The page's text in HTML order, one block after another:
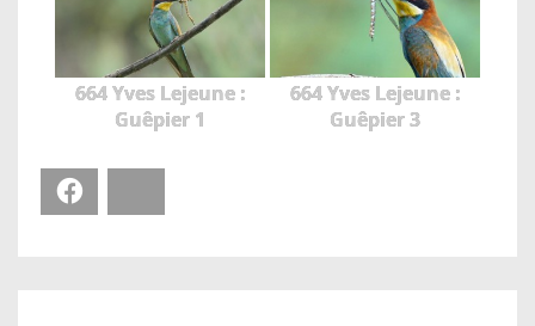
664 Yves Lejeune :
Guêpier 1
664 Yves Lejeune :
Guêpier 3